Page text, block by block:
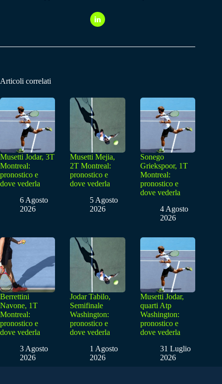
Articoli correlati
Musetti Jodar, 3T
Montreal:
pronostico e
dove vederla
6 Agosto
2026
Musetti Mejia,
2T Montreal:
pronostico e
dove vederla
5 Agosto
2026
Sonego
Griekspoor, 1T
Montreal:
pronostico e
dove vederla
4 Agosto
2026
Berrettini
Navone, 1T
Montreal:
pronostico e
dove vederla
3 Agosto
2026
Jodar Tabilo,
Semifinale
Washington:
pronostico e
dove vederla
1 Agosto
2026
Musetti Jodar,
quarti Atp
Washington:
pronostico e
dove vederla
31 Luglio
2026